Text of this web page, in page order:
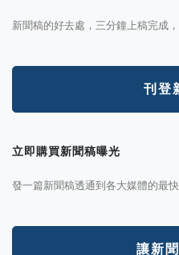
新聞稿的好去處，三分鐘上稿完成
刊登
立即購買新聞稿曝光
發一篇新聞稿透通到各大媒體的最
讓新